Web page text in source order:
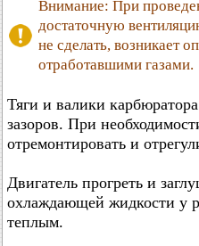
Внимание: При
достаточную
не сделать, возникает
отработавшими газами.
Тяги и валики
зазоров. При
отремонтировать и
Двигатель прогреть и
охлаждающей жидкости у
теплым.